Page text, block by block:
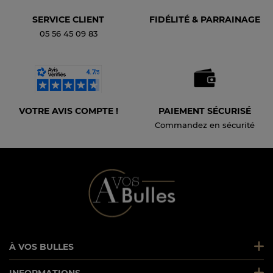
SERVICE CLIENT
05 56 45 09 83
FIDÉLITÉ & PARRAINAGE
VOTRE AVIS COMPTE ! PAIEMENT SÉCURISÉ
Commandez en sécurité
À VOS BULLES